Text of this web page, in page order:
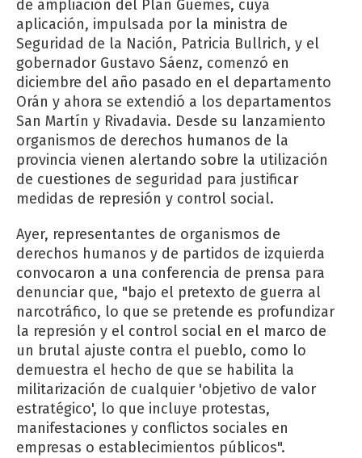
de ampliación del Plan Güemes, cuya
aplicación, impulsada por la ministra de
Seguridad de la Nación, Patricia Bullrich, y el
gobernador Gustavo Sáenz, comenzó en
diciembre del año pasado en el departamento
Orán y ahora se extendió a los departamentos
San Martín y Rivadavia. Desde su lanzamiento
organismos de derechos humanos de la
provincia vienen alertando sobre la utilización
de cuestiones de seguridad para justificar
medidas de represión y control social.
Ayer, representantes de organismos de
derechos humanos y de partidos de izquierda
convocaron a una conferencia de prensa para
denunciar que, "bajo el pretexto de guerra al
narcotráfico, lo que se pretende es profundizar
la represión y el control social en el marco de
un brutal ajuste contra el pueblo, como lo
demuestra el hecho de que se habilita la
militarización de cualquier 'objetivo de valor
estratégico', lo que incluye protestas,
manifestaciones y conflictos sociales en
empresas o establecimientos públicos".